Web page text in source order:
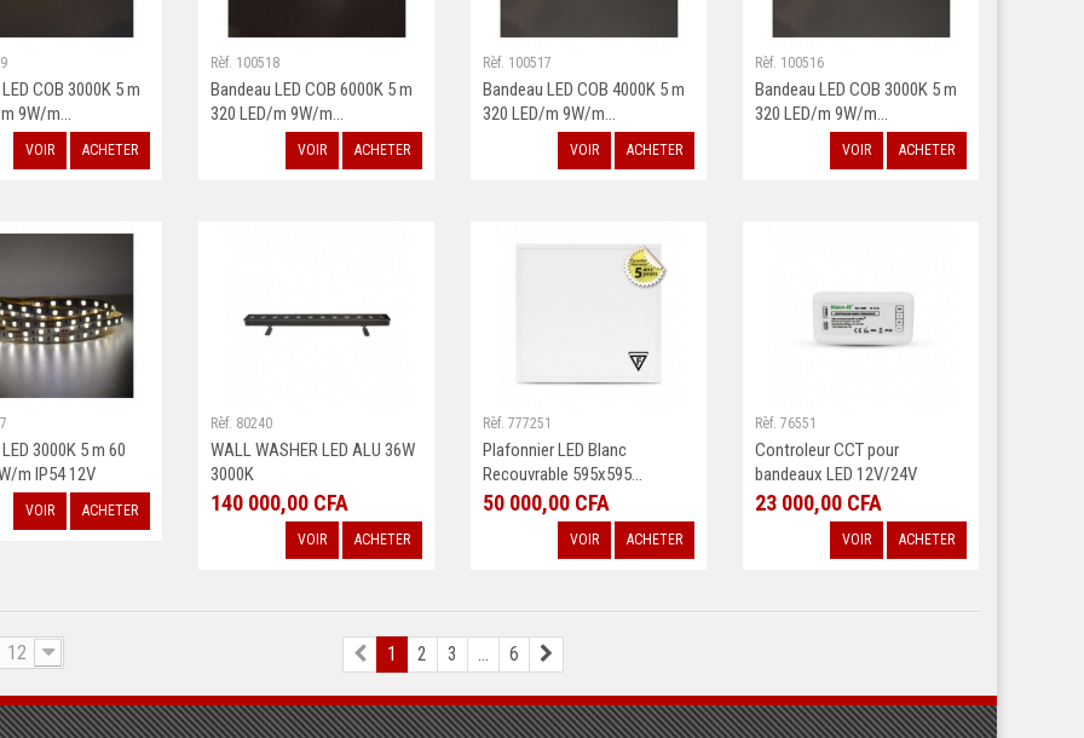
COB 3000K 5 m
9W/m...
VOIR ACHETER
Rèf. 100518
Bandeau LED COB 6000K 5 m
320 LED/m 9W/m...
VOIR ACHETER
Rèf. 100517
Bandeau LED COB 4000K 5 m
320 LED/m 9W/m...
VOIR ACHETER
Rèf. 100516
Bandeau LED COB 3000K 5 m
320 LED/m 9W/m...
VOIR ACHETER
3000K 5 m 60
m IP54 12V
VOIR ACHETER
Rèf. 80240
WALL WASHER LED ALU 36W
3000K
140 000,00 CFA
VOIR ACHETER
Rèf. 777251
Plafonnier LED Blanc
Recouvrable 595x595...
50 000,00 CFA
VOIR ACHETER
Rèf. 76551
Controleur CCT pour
bandeaux LED 12V/24V
23 000,00 CFA
VOIR ACHETER
12 1 2 3 ... 6